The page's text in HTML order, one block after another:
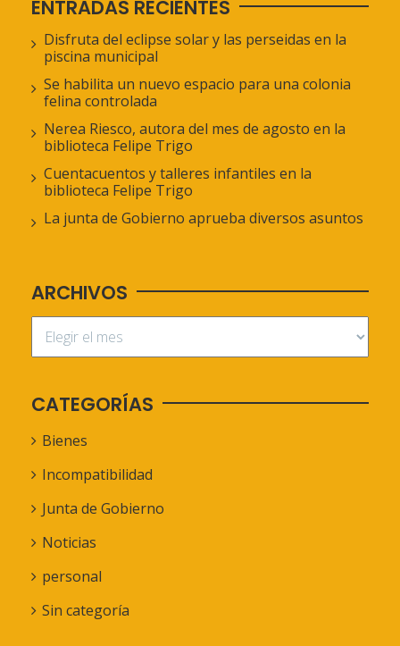
ENTRADAS RECIENTES
Disfruta del eclipse solar y las perseidas en la
piscina municipal
Se habilita un nuevo espacio para una colonia
felina controlada
Nerea Riesco, autora del mes de agosto en la
biblioteca Felipe Trigo
Cuentacuentos y talleres infantiles en la
biblioteca Felipe Trigo
La junta de Gobierno aprueba diversos asuntos
ARCHIVOS
CATEGORÍAS
Bienes
Incompatibilidad
Junta de Gobierno
Noticias
personal
Sin categoría